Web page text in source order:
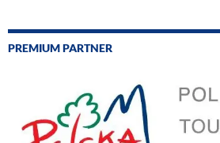
PREMIUM PARTNER